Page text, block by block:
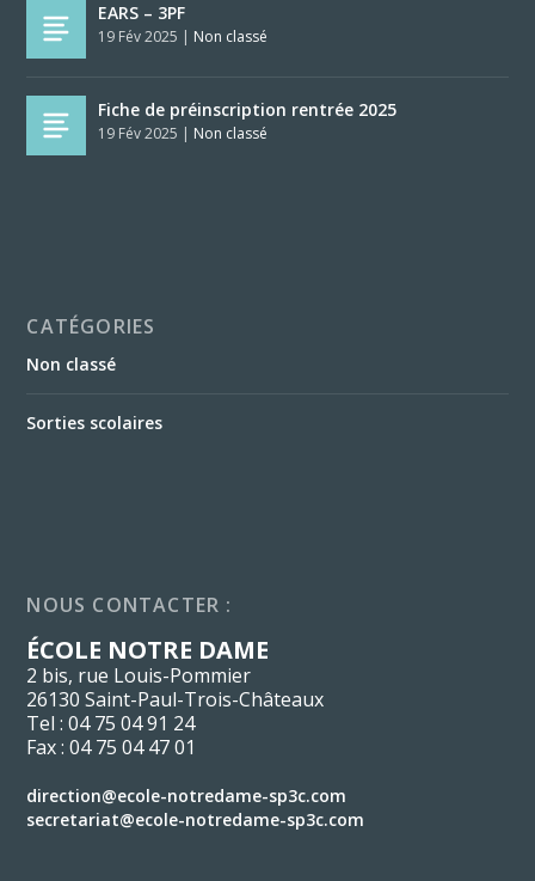
EARS – 3PF
19 Fév 2025 | Non classé
Fiche de préinscription rentrée 2025
19 Fév 2025 | Non classé
CATÉGORIES
Non classé
Sorties scolaires
NOUS CONTACTER :
ÉCOLE NOTRE DAME
2 bis, rue Louis-Pommier
26130 Saint-Paul-Trois-Châteaux
Tel : 04 75 04 91 24
Fax : 04 75 04 47 01
direction@ecole-notredame-sp3c.com
secretariat@ecole-notredame-sp3c.com